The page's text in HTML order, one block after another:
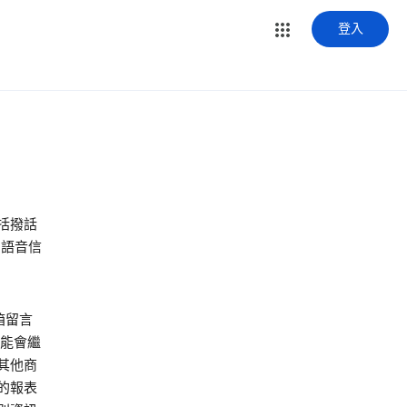
登入
撥話
音信
留言
會繼
他商
報表